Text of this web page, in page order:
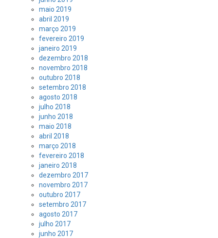
maio 2019
abril 2019
março 2019
fevereiro 2019
janeiro 2019
dezembro 2018
novembro 2018
outubro 2018
setembro 2018
agosto 2018
julho 2018
junho 2018
maio 2018
abril 2018
março 2018
fevereiro 2018
janeiro 2018
dezembro 2017
novembro 2017
outubro 2017
setembro 2017
agosto 2017
julho 2017
junho 2017